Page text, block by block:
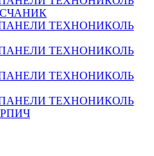
ТЕХНОНИКОЛЬ
ТЕХНОНИКОЛЬ
ТЕХНОНИКОЛЬ
ТЕХНОНИКОЛЬ